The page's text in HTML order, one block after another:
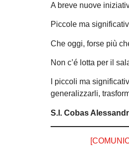
A breve nuove
Piccole ma
Che oggi, forse più
Non c’é lotta per il
I piccoli ma
generalizzarli,
S.I. Cobas